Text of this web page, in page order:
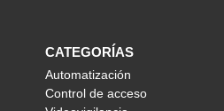
CATEGORÍAS
Automatización
Control de acceso